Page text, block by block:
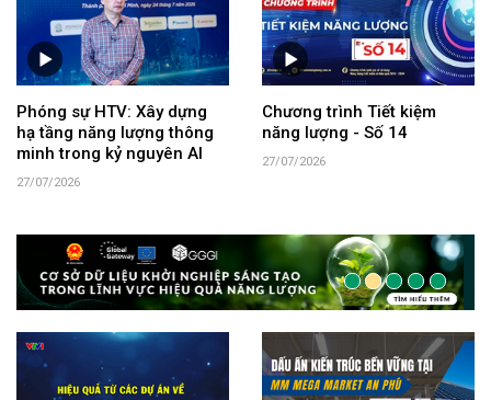
Phóng sự HTV: Xây dựng
hạ tầng năng lượng thông
minh trong kỷ nguyên AI
27/07/2026
Chương trình Tiết kiệm
năng lượng - Số 14
27/07/2026